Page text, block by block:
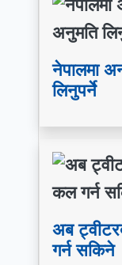
नेपालमा
लिनुपर्ने
अब
गर्न सकिने